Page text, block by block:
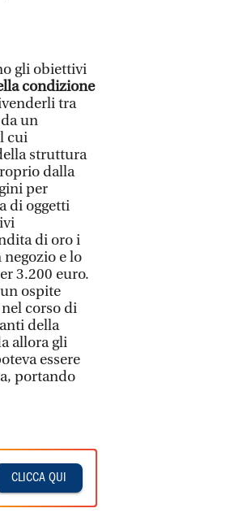
gli obiettivi
condizione
tra
un
cui
struttura
dalla
per
di oggetti
di oro i
e lo
3.200 euro.
ospite
corso di
della
allora gli
essere
portando
CLICCA QUI